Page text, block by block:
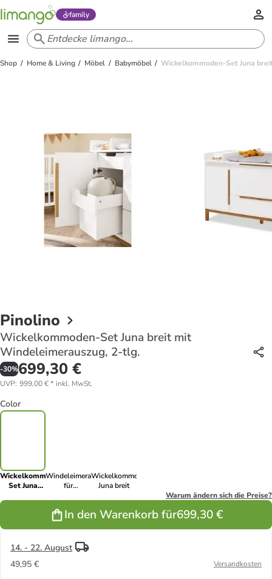
family
Shop Home & Living Möbel Babymöbel Wickelkommoden-Set Juna
Pinolino
Wickelkommoden-Set Juna breit mit
Windeleimerauszug, 2-tlg.
-30%699,30 €
UVP: 999,00 €* inkl. MwSt.
Color
Wickelkommoden-
Set Juna
Windeleimerauszug,
Windeleimerauszug
für
Wickelkommode
Juna breit
Warum ändern sich die Preise?
In den Warenkorb für699,30 €
14. - 22. August
49,95 €
Versandkosten